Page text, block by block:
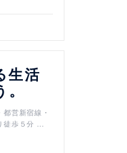
生活
営新宿線・
徒歩５分
Ｂ３ｂ出口